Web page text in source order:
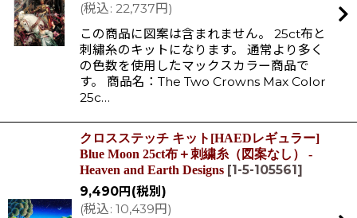
(税込: 22,737円 )
この商品に図案は含まれません。 25ct布と
刺繡糸のキットになります。 通常より多く
の色数を使用したマックスカラー商品で
す。 商品名：The Two Crowns Max Color
25c…
クロスステッチ キット[HAEDレギュラー]
Blue Moon 25ct布＋刺繍糸（図案なし） -
Heaven and Earth Designs [1-5-105561 ]
9,490円 (税別)
(税込: 10,439円 )